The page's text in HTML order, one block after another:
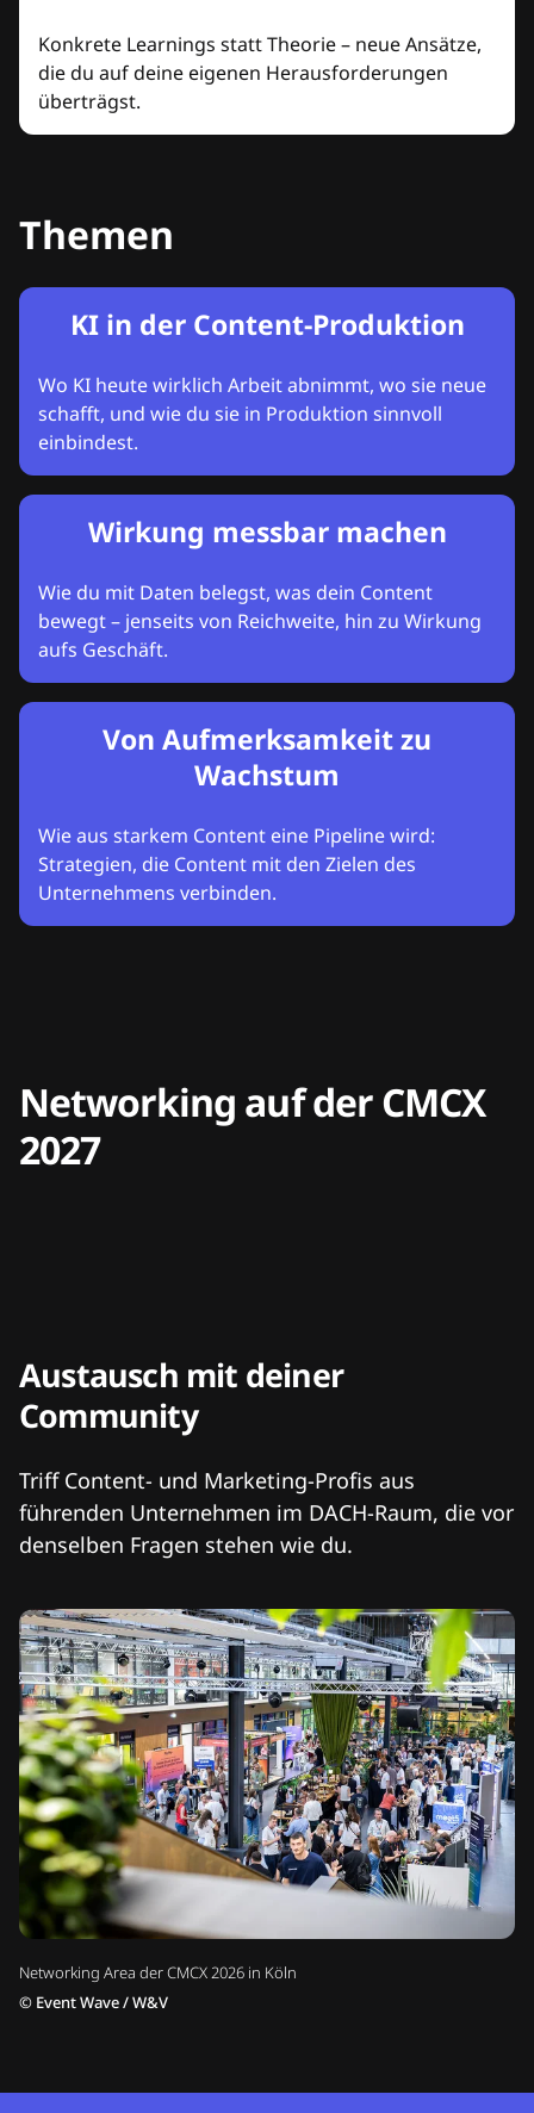
Konkrete Learnings statt Theorie – neue Ansätze,
die du auf deine eigenen Herausforderungen
überträgst.
Themen
KI in der Content-Produktion
Wo KI heute wirklich Arbeit abnimmt, wo sie neue
schafft, und wie du sie in Produktion sinnvoll
einbindest.
Wirkung messbar machen
Wie du mit Daten belegst, was dein Content
bewegt – jenseits von Reichweite, hin zu Wirkung
aufs Geschäft.
Von Aufmerksamkeit zu
Wachstum
Wie aus starkem Content eine Pipeline wird:
Strategien, die Content mit den Zielen des
Unternehmens verbinden.
Networking auf der CMCX
2027
Networking Area der CMCX 2026 in Köln
© Event Wave / W&V
Austausch mit deiner
Community
Triff Content- und Marketing-Profis aus
führenden Unternehmen im DACH-Raum, die vor
denselben Fragen stehen wie du.